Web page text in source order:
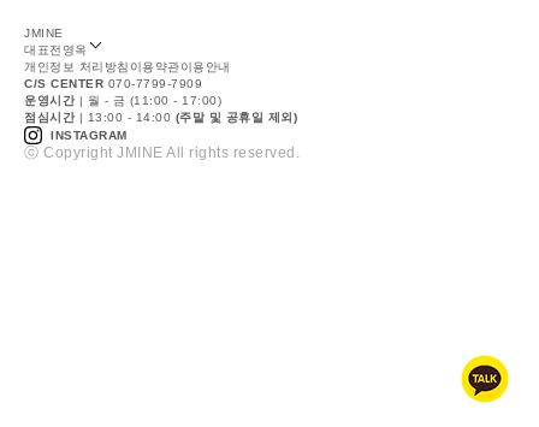
JMINE
대표전영옥
개인정보 처리방침 이용약관이용안내
C/S CENTER 070-7799-7909
운영시간 | 월 - 금 (11:00 - 17:00)
점심시간 | 13:00 - 14:00 (주말 및 공휴일 제외)
INSTAGRAM
ⓒ Copyright JMINE All rights reserved.